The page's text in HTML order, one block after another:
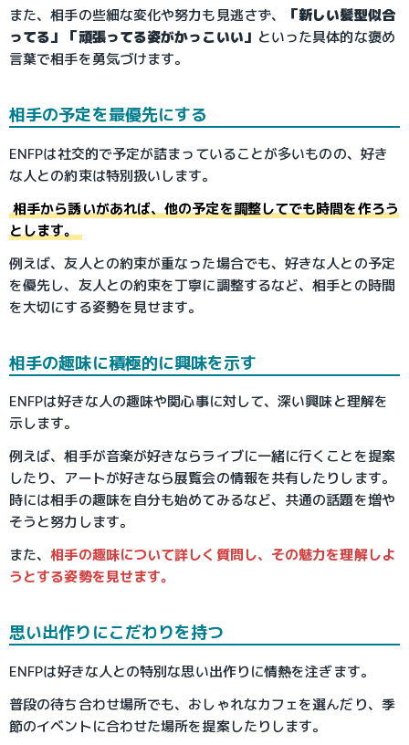
また、相手の些細な変化や努力も見逃さず、
「新しい髪型似合
ってる」「頑張ってる姿がかっこいい」 といった具体的な褒め
言葉で相手を勇気づけます。
相手の予定を最優先にする
ENFPは社交的で予定が詰まっていることが多いものの、好き
な人との約束は特別扱いします。
相手から誘いがあれば、他の予定を調整してでも時間を作ろう
とします。
例えば、友人との約束が重なった場合でも、好きな人との予定
を優先し、友人との約束を丁寧に調整するなど、相手との時間
を大切にする姿勢を見せます。
相手の趣味に積極的に興味を示す
ENFPは好きな人の趣味や関心事に対して、深い興味と理解を
示します。
例えば、相手が音楽が好きならライブに一緒に行くことを提案
したり、アートが好きなら展覧会の情報を共有したりします。
時には相手の趣味を自分も始めてみるなど、共通の話題を増や
そうと努力します。
また、相手の趣味について詳しく質問し、その魅力を理解しよ
うとする姿勢を見せます。
思い出作りにこだわりを持つ
ENFPは好きな人との特別な思い出作りに情熱を注ぎます。
普段の待ち合わせ場所でも、おしゃれなカフェを選んだり、季
節のイベントに合わせた場所を提案したりします。